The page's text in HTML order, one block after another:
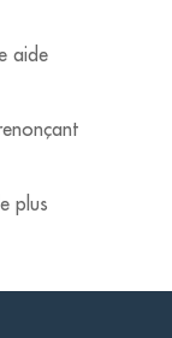
aide
plus